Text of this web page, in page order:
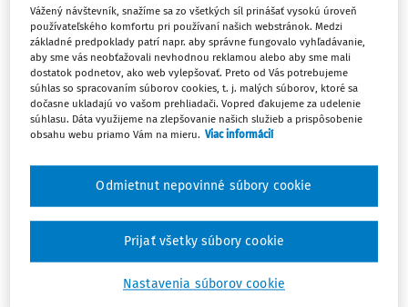
Ups, zatiaľ ste si prečítali len
začiatok...
Celý odborný obsah z tejto oblasti je
dostupný predplatiteľom portálu.
Odomknite si prístup k odbornému
obsahu a získajte prístup na 10 dní
zdarma, stačí sa len zaregistrovať.
Vďaka registrácii získate prístup aj k
vybranému obsahu:
Vážený návštevník, snažíme sa zo všetkých síl prinášať vysokú úroveň
používateľského komfortu pri používaní našich webstránok. Medzi
základné predpoklady patrí napr. aby správne fungovalo vyhľadávanie,
aby sme vás neobťažovali nevhodnou reklamou alebo aby sme mali
dostatok podnetov, ako web vylepšovať. Preto od Vás potrebujeme
súhlas so spracovaním súborov cookies, t. j. malých súborov, ktoré sa
dočasne ukladajú vo vašom prehliadači. Vopred ďakujeme za udelenie
súhlasu. Dáta využijeme na zlepšovanie našich služieb a prispôsobenie
obsahu webu priamo Vám na mieru. Viac informácií
Nastavenia súborov cookie
Odmietnut nepovinné súbory cookie
Prijať všetky súbory cookie